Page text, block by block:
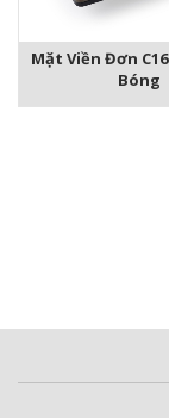
Mặt Viền Đơn
Bóng